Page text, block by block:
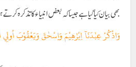
بھی بیان کیا گیا ہےجیسا کہ بعض انبیاء کا تذکرہ
وَاذْكُرْ عِبٰدَنَآ اِبْرٰهِيْمَ وَاِسْحٰقَ وَيَعْقُوْبَ اُولِي